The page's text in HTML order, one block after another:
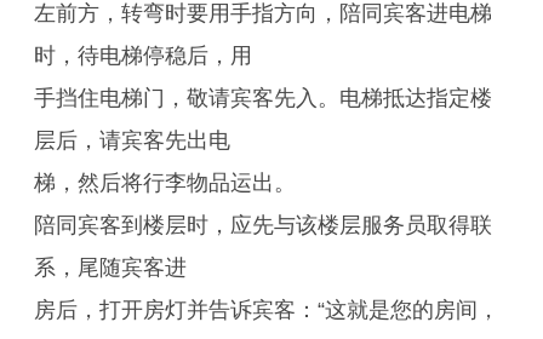
左前方，转弯时要用手指方向，陪同宾客进电梯
时，待电梯停稳后，用
手挡住电梯门，敬请宾客先入。电梯抵达指定楼
层后，请宾客先出电
梯，然后将行李物品运出。
陪同宾客到楼层时，应先与该楼层服务员取得联
系，尾随宾客进
房后，打开房灯并告诉宾客：“这就是您的房间，